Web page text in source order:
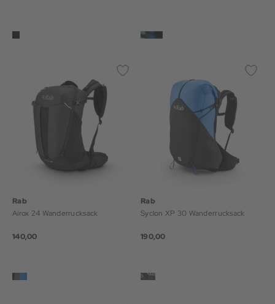
Rab
Airox 24 Wanderrucksack
140,00
Rab
Syclon XP 30 Wanderrucksack
190,00